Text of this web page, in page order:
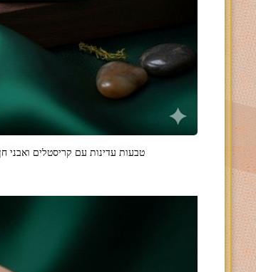
טבעות עדינות עם קריסטלים ואבני